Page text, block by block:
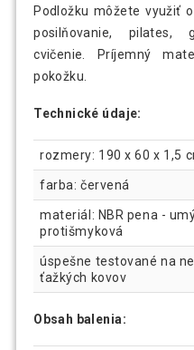
Podložku môžete využiť
posilňovanie, pilates,
cvičenie. Príjemný
pokožku.
Technické údaje:
rozmery: 190 x 60 x 1,5
farba: červená
materiál: NBR pena -
protišmyková
úspešne testované na
ťažkých kovov
Obsah balenia: